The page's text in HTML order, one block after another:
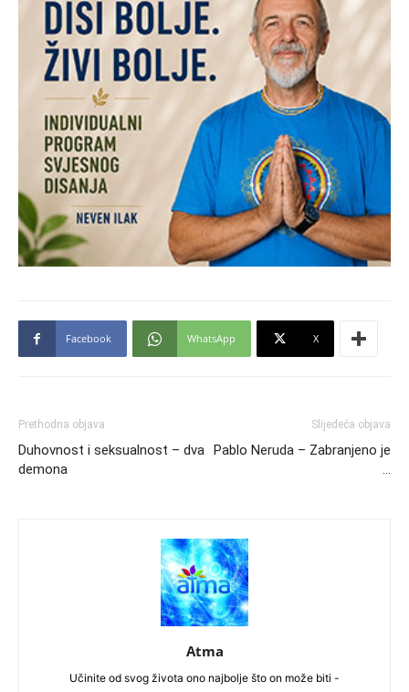
Facebook WhatsApp X
Prethodna objava
Duhovnost i seksualnost – dva
demona
Slijedeća objava
Pablo Neruda – Zabranjeno je
…
Atma
Učinite od svog života ono najbolje što on može biti -